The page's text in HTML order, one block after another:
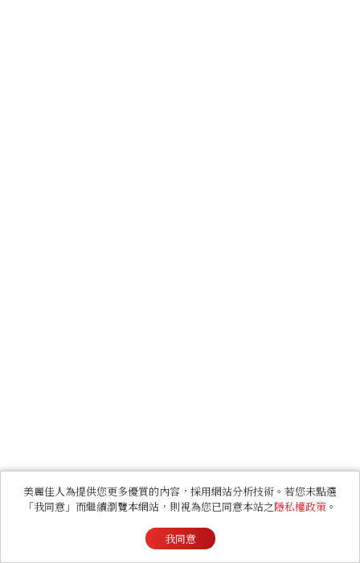
美麗佳人為提供您更多優質的內容，採用網站分析技術。若您未點選
「我同意」而繼續瀏覽本網站，則視為您已同意本站之隱私權政策 。
我同意